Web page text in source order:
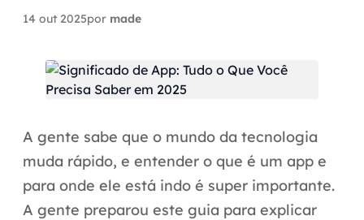
Agentes de IA
Automação inteligente
Integração de IA
14 out 2025por made
A gente sabe que o mundo da tecnologia
muda rápido, e entender o que é um app e
para onde ele está indo é super importante.
A gente preparou este guia para explicar